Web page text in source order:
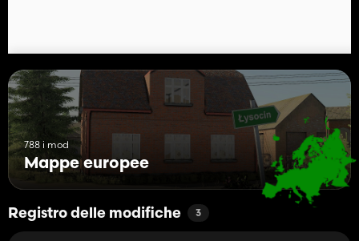
788 i mod
Mappe europee
Registro delle modifiche 3